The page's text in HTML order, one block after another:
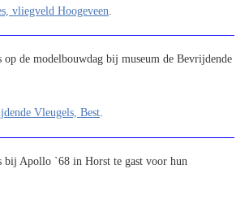
vliegveld Hoogeveen
op de modelbouwdag bij museum de Bevrijdende
Vleugels, Best.
bij Apollo `68 in Horst te gast voor hun